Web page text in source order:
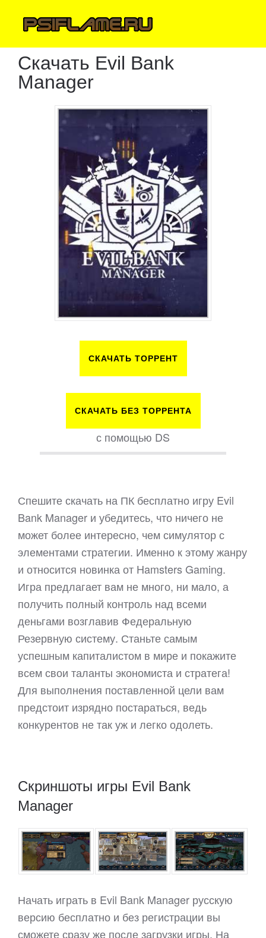
Скачать Evil Bank
Manager
СКАЧАТЬ ТОРРЕНТ
СКАЧАТЬ БЕЗ ТОРРЕНТА
с помощью DS
Спешите скачать на ПК бесплатно игру Evil
Bank Manager и убедитесь, что ничего не
может более интересно, чем симулятор с
элементами стратегии. Именно к этому жанру
и относится новинка от Hamsters Gaming.
Игра предлагает вам не много, ни мало, а
получить полный контроль над всеми
деньгами возглавив Федеральную
Резервную систему. Станьте самым
успешным капиталистом в мире и покажите
всем свои таланты экономиста и стратега!
Для выполнения поставленной цели вам
предстоит изрядно постараться, ведь
конкурентов не так уж и легко одолеть.
Скриншоты игры Evil Bank
Manager
Начать играть в Evil Bank Manager русскую
версию бесплатно и без регистрации вы
сможете сразу же после загрузки игры. На